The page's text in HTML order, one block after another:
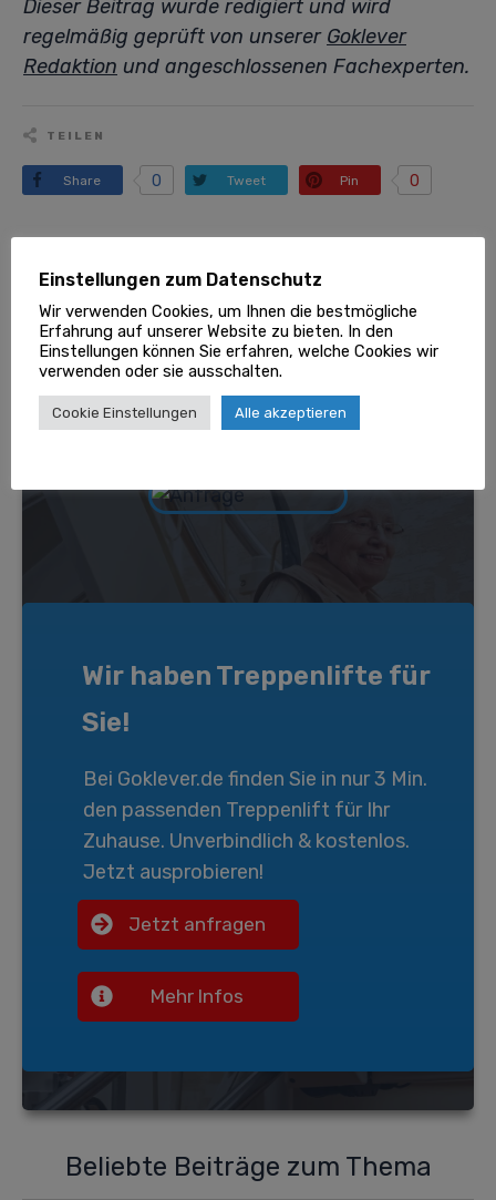
Dieser Beitrag wurde redigiert und wird
regelmäßig geprüft von unserer Goklever
Redaktion und angeschlossenen Fachexperten.
TEILEN
Share 0 Tweet Pin 0
Wussten Sie schon?
Wir haben Treppenlifte für
Sie!
Bei Goklever.de finden Sie in nur 3 Min.
den passenden Treppenlift für Ihr
Zuhause. Unverbindlich & kostenlos.
Jetzt ausprobieren!
Jetzt anfragen
Mehr Infos
Beliebte Beiträge zum Thema
Einstellungen zum Datenschutz
Wir verwenden Cookies, um Ihnen die bestmögliche
Erfahrung auf unserer Website zu bieten. In den
Einstellungen können Sie erfahren, welche Cookies wir
verwenden oder sie ausschalten.
Cookie Einstellungen Alle akzeptieren